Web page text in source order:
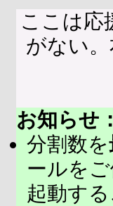
ここは応
がない
お知らせ：
分割数を
ールを
起動す